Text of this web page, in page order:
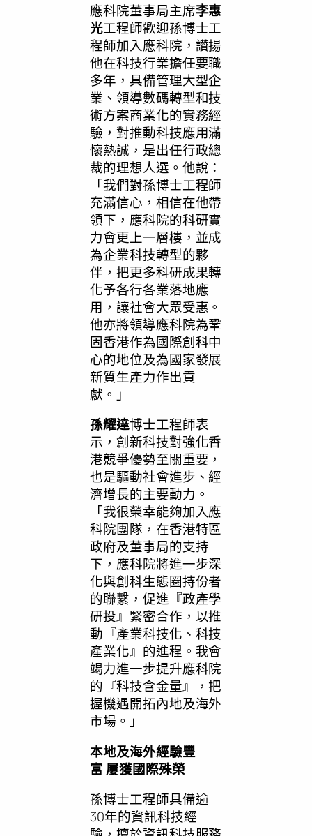
應科院董事局主席李惠
光工程師歡迎孫博士工
程師加入應科院，讚揚
他在科技行業擔任要職
多年，具備管理大型企
業、領導數碼轉型和技
術方案商業化的實務經
驗，對推動科技應用滿
懷熱誠，是出任行政總
裁的理想人選。他說：
「我們對孫博士工程師
充滿信心，相信在他帶
領下，應科院的科研實
力會更上一層樓，並成
為企業科技轉型的夥
伴，把更多科研成果轉
化予各行各業落地應
用，讓社會大眾受惠。
他亦將領導應科院為鞏
固香港作為國際創科中
心的地位及為國家發展
新質生產力作出貢
獻。」
孫耀達博士工程師表
示，創新科技對強化香
港競爭優勢至關重要，
也是驅動社會進步、經
濟增長的主要動力。
「我很榮幸能夠加入應
科院團隊，在香港特區
政府及董事局的支持
下，應科院將進一步深
化與創科生態圈持份者
的聯繫，促進『政產學
研投』緊密合作，以推
動『產業科技化、科技
產業化』的進程。我會
竭力進一步提升應科院
的『科技含金量』，把
握機遇開拓內地及海外
市場。」
本地及海外經驗豐
富 屢獲國際殊榮
孫博士工程師具備逾
30年的資訊科技經